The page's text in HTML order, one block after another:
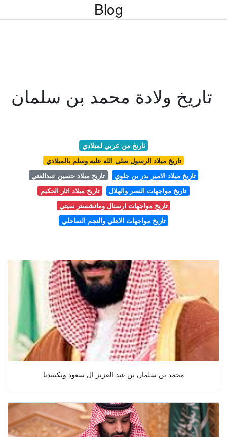
Blog
تاريخ ولادة محمد بن سلمان
تاريخ من عربي لميلادي
تاريخ ميلاد الرسول صلى الله عليه وسلم بالميلادي
تاريخ ميلاد حسين عبدالغني
تاريخ ميلاد الامير بدر بن جلوي
تاريخ ميلاد اثار الحكيم
تاريخ مواجهات النصر والهلال
تاريخ مواجهات ارسنال ومانشستر سيتي
تاريخ مواجهات الاهلي والنجم الساحلي
محمد بن سلمان بن عبد العزيز ال سعود ويكيبيديا